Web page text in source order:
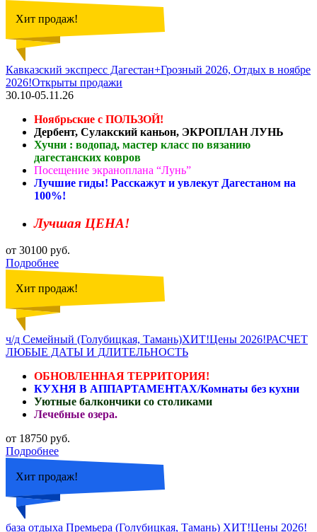
Хит продаж!
Кавказский экспресс Дагестан+Грозный 2026, Отдых в ноябре
2026!Открыты продажи
30.10-05.11.26
Ноябрьские с ПОЛЬЗОЙ!
Дербент, Сулакский каньон, ЭКРОПЛАН ЛУНЬ
Хучни : водопад, мастер класс по вязанию
дагестанских ковров
Посещение экраноплана “Лунь”
Лучшие гиды! Расскажут и увлекут Дагестаном на
100%!
Лучшая ЦЕНА!
от 30100 руб.
Подробнее
Хит продаж!
ч/д Семейный (Голубицкая, Тамань)ХИТ!Цены 2026!РАСЧЕТ
ЛЮБЫЕ ДАТЫ И ДЛИТЕЛЬНОСТЬ
ОБНОВЛЕННАЯ ТЕРРИТОРИЯ!
КУХНЯ В АППАРТАМЕНТАХ/Комнаты без кухни
Уютные балкончики со столиками
Лечебные озера.
от 18750 руб.
Подробнее
Хит продаж!
база отдыха Премьера (Голубицкая, Тамань) ХИТ!Цены 2026!